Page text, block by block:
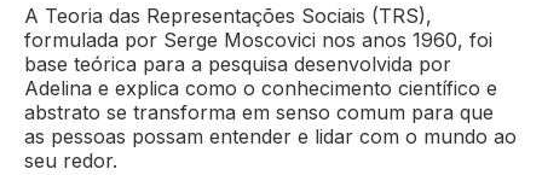
A Teoria das Representações Sociais (TRS),
formulada por Serge Moscovici nos anos 1960, foi
base teórica para a pesquisa desenvolvida por
Adelina e explica como o conhecimento científico e
abstrato se transforma em senso comum para que
as pessoas possam entender e lidar com o mundo ao
seu redor.